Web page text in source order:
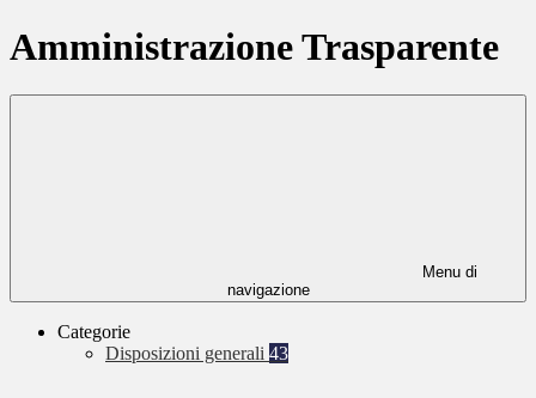
Amministrazione Trasparente
Menu di
navigazione
Categorie
Disposizioni generali 43